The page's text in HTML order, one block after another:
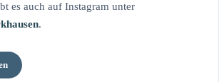
es auch auf Instagram unter
.